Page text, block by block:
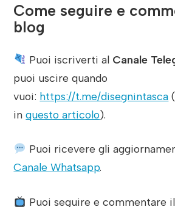
Come seguire e
blog
Puoi iscriverti al Canale
puoi uscire quando
vuoi: https://t.me/disegnintasca
inquesto articolo).
Puoi ricevere gli
Canale Whatsapp.
Puoi seguire e commentare il